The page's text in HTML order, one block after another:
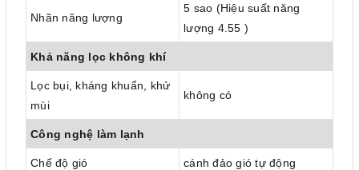
Nhãn năng lượng
5 sao (Hiệu suất năng
lượng 4.55 )
Khả năng lọc không khí
Lọc bụi, kháng khuẩn, khử
mùi
không có
Công nghệ làm lạnh
Chế độ gió cánh đảo gió tự động